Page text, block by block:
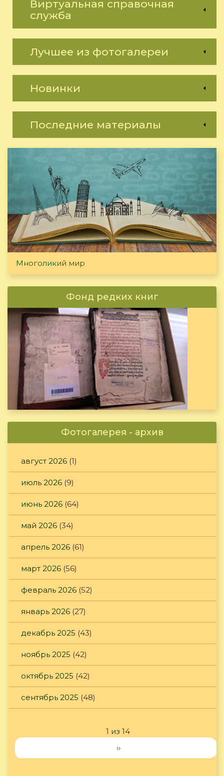
Виртуальная справочная
служба
Лучшее из фотогалереи
Новинки
Последние материалы
Многоликий мир
Фонд редких книг
Фотогалерея - архив
август 2026 (1)
июль 2026 (9)
июнь 2026 (64)
май 2026 (34)
апрель 2026 (61)
март 2026 (56)
февраль 2026 (52)
январь 2026 (27)
декабрь 2025 (43)
ноябрь 2025 (42)
октябрь 2025 (42)
сентябрь 2025 (48)
1 из 14
››